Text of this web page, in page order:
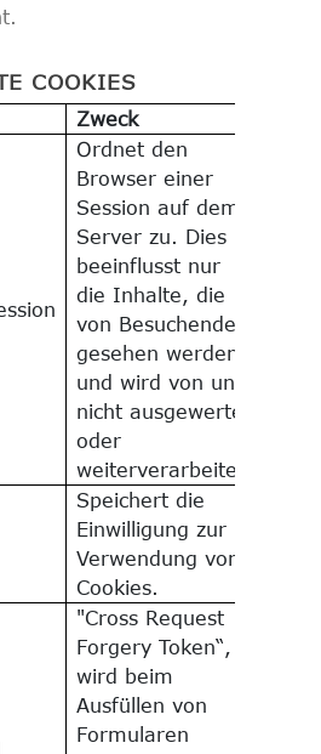
COOKIES
Zweck
Ordnet den
Browser einer
Session auf dem
Server zu. Dies
beeinflusst nur
die Inhalte, die
von Besuchenden
gesehen werden
und wird von uns
nicht ausgewertet
oder
weiterverarbeitet.
Speichert die
Einwilligung zur
Verwendung von
Cookies.
"Cross Request
Forgery Token“,
wird beim
Ausfüllen von
Formularen